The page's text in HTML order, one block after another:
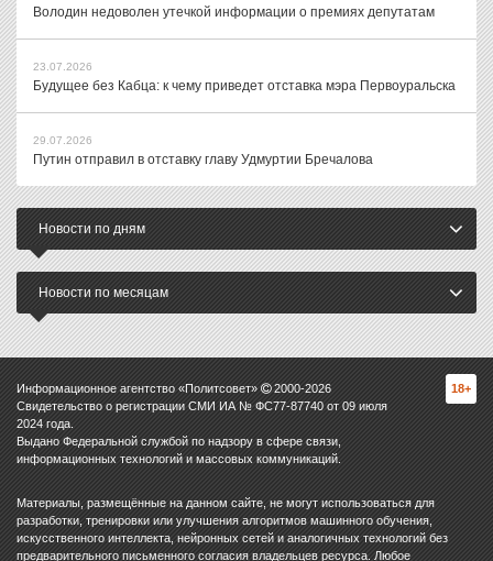
Володин недоволен утечкой информации о премиях депутатам
23.07.2026
Будущее без Кабца: к чему приведет отставка мэра Первоуральска
29.07.2026
Путин отправил в отставку главу Удмуртии Бречалова
Новости по дням
Новости по месяцам
Информационное агентство «Политсовет» 2000-2026
Свидетельство о регистрации СМИ ИА № ФС77-87740 от 09 июля
2024 года.
Выдано Федеральной службой по надзору в сфере связи,
информационных технологий и массовых коммуникаций.
18+
Материалы, размещённые на данном сайте, не могут использоваться для
разработки, тренировки или улучшения алгоритмов машинного обучения,
искусственного интеллекта, нейронных сетей и аналогичных технологий без
предварительного письменного согласия владельцев ресурса. Любое